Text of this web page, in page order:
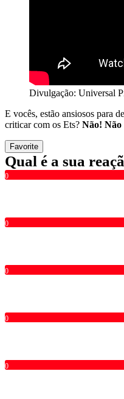
Divulgação: Universal
E vocês, estão ansiosos para
criticar com os Ets? Não! Não
Favorite
Qual é a sua
0
0
0
0
0